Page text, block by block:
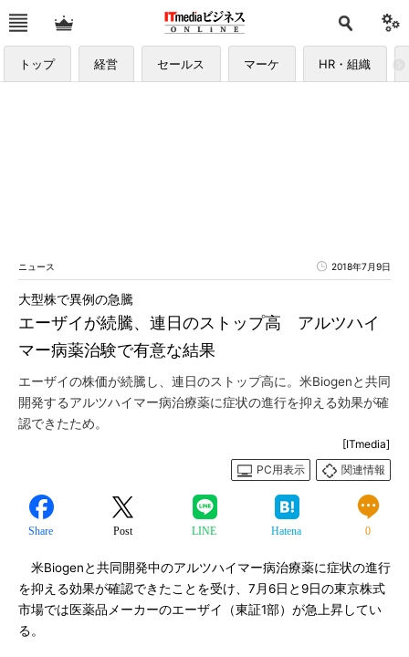
トップ 経営 セールス マーケ HR・組織
ニュース 2018年7月9日
エーザイが続騰、連日のストップ高 アルツハイ
マー病薬治験で有意な結果
大型株で異例の急騰
エーザイの株価が続騰し、連日のストップ高に。米Biogenと共同
開発するアルツハイマー病治療薬に症状の進行を抑える効果が確
認できたため。
[ITmedia]
PC用表示
関連情報
Share Post LINE Hatena 0
米Biogenと共同開発中のアルツハイマー病治療薬に症状の進行
を抑える効果が確認できたことを受け、7月6日と9日の東京株式
市場では医薬品メーカーのエーザイ（東証1部）が急上昇してい
る。